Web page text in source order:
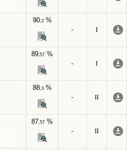
90,2%
-
I
89,57 %
-
I
88,3%
-
II
87,57 %
-
II